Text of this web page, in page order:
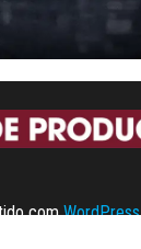
comWordPress